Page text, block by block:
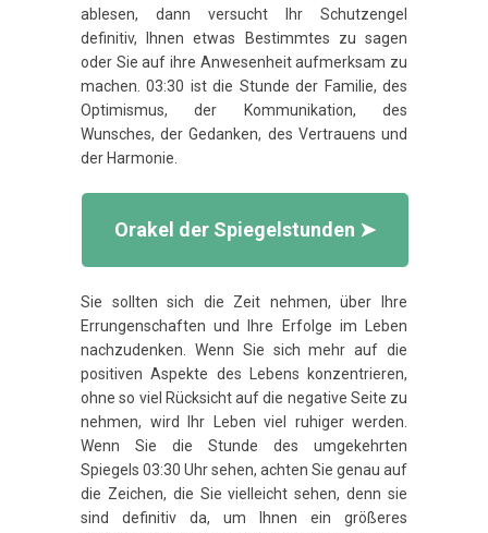
ablesen, dann versucht Ihr Schutzengel
definitiv, Ihnen etwas Bestimmtes zu sagen
oder Sie auf ihre Anwesenheit aufmerksam zu
machen. 03:30 ist die Stunde der Familie, des
Optimismus, der Kommunikation, des
Wunsches, der Gedanken, des Vertrauens und
der Harmonie.
Orakel der Spiegelstunden ➤
Sie sollten sich die Zeit nehmen, über Ihre
Errungenschaften und Ihre Erfolge im Leben
nachzudenken. Wenn Sie sich mehr auf die
positiven Aspekte des Lebens konzentrieren,
ohne so viel Rücksicht auf die negative Seite zu
nehmen, wird Ihr Leben viel ruhiger werden.
Wenn Sie die Stunde des umgekehrten
Spiegels 03:30 Uhr sehen, achten Sie genau auf
die Zeichen, die Sie vielleicht sehen, denn sie
sind definitiv da, um Ihnen ein größeres